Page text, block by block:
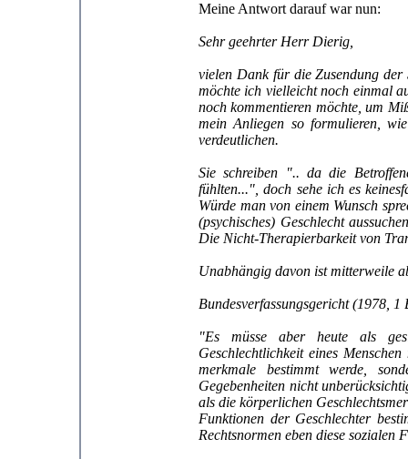
Meine Antwort darauf war nun:
Sehr geehrter Herr Dierig,
vielen Dank für die Zusendung
möchte ich vielleicht noch einmal
noch kommentieren möchte, um
mein Anliegen so formulieren,
verdeutlichen.
Sie schreiben ".. da die
fühlten...", doch sehe ich es
Würde man von einem Wunsch
(psychisches) Geschlecht
Die Nicht-Therapierbarkeit von
Unabhängig davon ist mitterweile
Bundesverfassungsgericht (1978, 1
"Es müsse aber heute als
Geschlechtlichkeit eines
merkmale bestimmt werde,
Gegebenheiten nicht
als die körperlichen
Funktionen der Geschlechter
Rechtsnormen eben diese sozialen